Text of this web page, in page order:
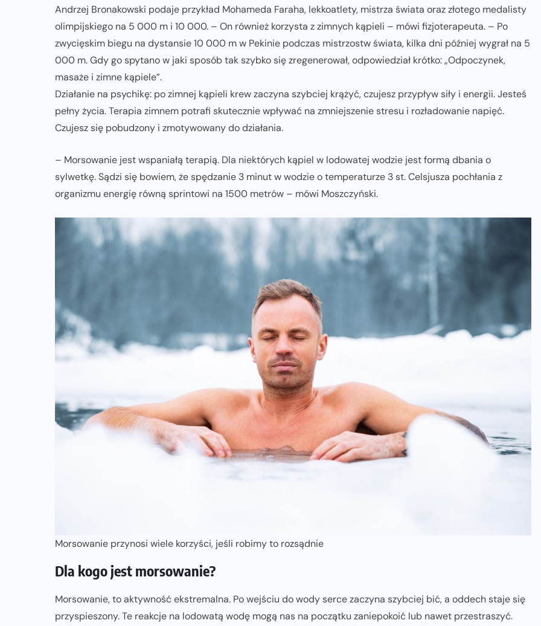
Andrzej Bronakowski podaje przykład Mohameda Faraha, lekkoatlety, mistrza świata oraz złotego medalisty
olimpijskiego na 5 000 m i 10 000. – On również korzysta z zimnych kąpieli – mówi fizjoterapeuta. – Po
zwycięskim biegu na dystansie 10 000 m w Pekinie podczas mistrzostw świata, kilka dni później wygrał na 5
000 m. Gdy go spytano w jaki sposób tak szybko się zregenerował, odpowiedział krótko: „Odpoczynek,
masaże i zimne kąpiele”.
Działanie na psychikę: po zimnej kąpieli krew zaczyna szybciej krążyć, czujesz przypływ siły i energii. Jesteś
pełny życia. Terapia zimnem potrafi skutecznie wpływać na zmniejszenie stresu i rozładowanie napięć.
Czujesz się pobudzony i zmotywowany do działania.
– Morsowanie jest wspaniałą terapią. Dla niektórych kąpiel w lodowatej wodzie jest formą dbania o
sylwetkę. Sądzi się bowiem, że spędzanie 3 minut w wodzie o temperaturze 3 st. Celsjusza pochłania z
organizmu energię równą sprintowi na 1500 metrów – mówi Moszczyński.
Morsowanie przynosi wiele korzyści, jeśli robimy to rozsądnie
Dla kogo jest morsowanie?
Morsowanie, to aktywność ekstremalna. Po wejściu do wody serce zaczyna szybciej bić, a oddech staje się
przyspieszony. Te reakcje na lodowatą wodę mogą nas na początku zaniepokoić lub nawet przestraszyć.
ZDROWIE I MOTYWACJA
wyznaczać?
21-06-2026